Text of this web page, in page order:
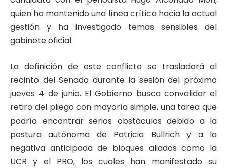
quien ha mantenido una línea crítica hacia la actual
gestión y ha investigado temas sensibles del
gabinete oficial.
La definición de este conflicto se trasladará al
recinto del Senado durante la sesión del próximo
jueves 4 de junio. El Gobierno busca convalidar el
retiro del pliego con mayoría simple, una tarea que
podría encontrar serios obstáculos debido a la
postura autónoma de Patricia Bullrich y a la
negativa anticipada de bloques aliados como la
UCR y el PRO, los cuales han manifestado su